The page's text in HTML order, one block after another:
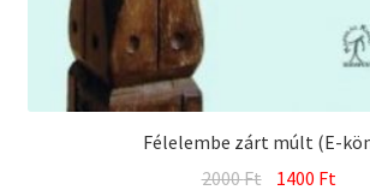
Félelembe zárt múlt (E-
2000Ft Original
1400 Ft